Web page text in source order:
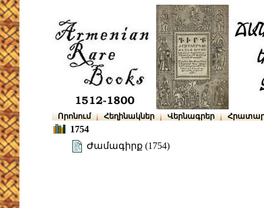
Որոնում Հեղինակներ Վերնագրեր
1754
Ժամագիրք (1754)